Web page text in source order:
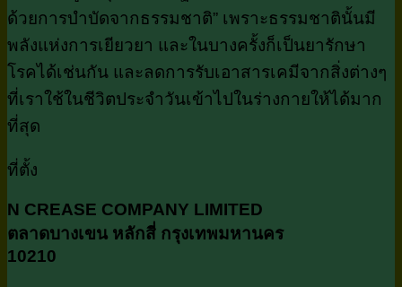
ด้วยการบำบัดจากธรรมชาติ” เพราะธรรมชาตินั้นมี
พลังแห่งการเยียวยา และในบางครั้งก็เป็นยารักษา
โรคได้เช่นกัน และลดการรับเอาสารเคมีจากสิ่งต่างๆ
ที่เราใช้ในชีวิตประจำวันเข้าไปในร่างกายให้ได้มาก
ที่สุด
ที่ตั้ง
N CREASE COMPANY LIMITED
ตลาดบางเขน หลักสี่ กรุงเทพมหานคร
10210